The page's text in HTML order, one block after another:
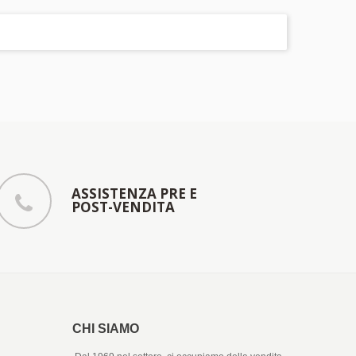
ASSISTENZA PRE E
POST-VENDITA
CHI SIAMO